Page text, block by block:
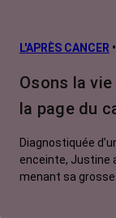
L'APRÈS CANCER •
Osons la
la page du
Diagnostiquée
enceinte, Justine
menant sa